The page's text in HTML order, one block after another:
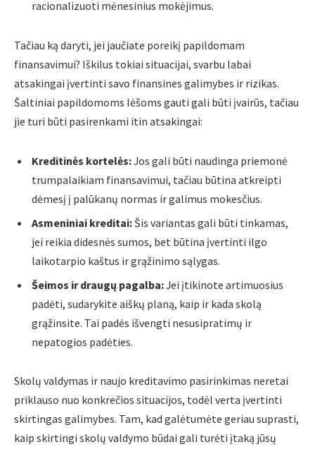
racionalizuoti mėnesinius mokėjimus.
Tačiau ką daryti, jei jaučiate poreikį papildomam
finansavimui? Iškilus tokiai situacijai, svarbu labai
atsakingai įvertinti savo finansines galimybes ir rizikas.
Šaltiniai papildomoms lėšoms gauti gali būti įvairūs, tačiau
jie turi būti pasirenkami itin atsakingai:
Kreditinės kortelės:Jos gali būti naudinga priemonė
trumpalaikiam finansavimui, tačiau būtina atkreipti
dėmesį į palūkanų normas ir galimus mokesčius.
Asmeniniai kreditai: Šis variantas gali būti tinkamas,
jei reikia didesnės sumos, bet būtina įvertinti ilgo
laikotarpio kaštus ir grąžinimo sąlygas.
Šeimos ir draugų pagalba:Jei įtikinote artimuosius
padėti, sudarykite aiškų planą, kaip ir kada skolą
grąžinsite. Tai padės išvengti nesusipratimų ir
nepatogios padėties.
Skolų valdymas ir naujo kreditavimo pasirinkimas neretai
priklauso nuo konkrečios situacijos, todėl verta įvertinti
skirtingas galimybes. Tam, kad galėtumėte geriau suprasti,
kaip skirtingi skolų valdymo būdai gali turėti įtaką jūsų